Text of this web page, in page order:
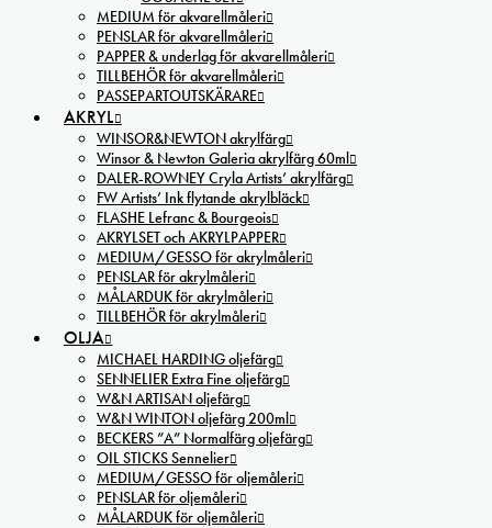
MEDIUM för akvarellmåleri
PENSLAR för akvarellmåleri
PAPPER & underlag för akvarellmåleri
TILLBEHÖR för akvarellmåleri
PASSEPARTOUTSKÄRARE
AKRYL
WINSOR&NEWTON akrylfärg
Winsor & Newton Galeria akrylfärg 60ml
DALER-ROWNEY Cryla Artists’ akrylfärg
FW Artists’ Ink flytande akrylbläck
FLASHE Lefranc & Bourgeois
AKRYLSET och AKRYLPAPPER
MEDIUM/GESSO för akrylmåleri
PENSLAR för akrylmåleri
MÅLARDUK för akrylmåleri
TILLBEHÖR för akrylmåleri
OLJA
MICHAEL HARDING oljefärg
SENNELIER Extra Fine oljefärg
W&N ARTISAN oljefärg
W&N WINTON oljefärg 200ml
BECKERS ”A” Normalfärg oljefärg
OIL STICKS Sennelier
MEDIUM/GESSO för oljemåleri
PENSLAR för oljemåleri
MÅLARDUK för oljemåleri